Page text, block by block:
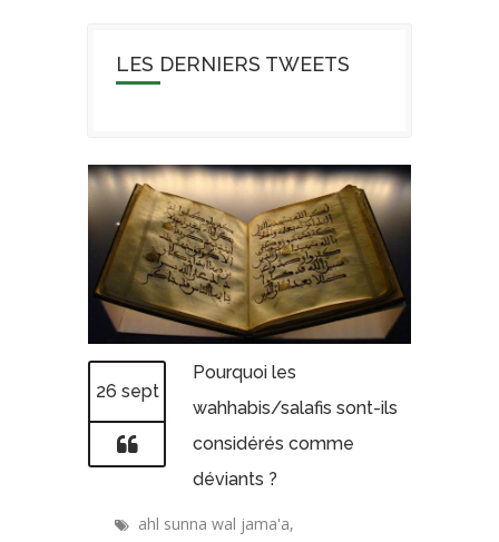
LES DERNIERS TWEETS
26 sept
Pourquoi les
wahhabis/salafis sont-ils
considérés comme
déviants ?
ahl sunna wal jama'a,